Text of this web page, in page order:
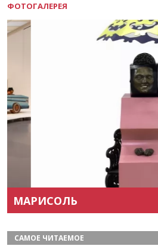
ФОТОГАЛЕРЕЯ
МАРИСОЛЬ
САМОЕ ЧИТАЕМОЕ